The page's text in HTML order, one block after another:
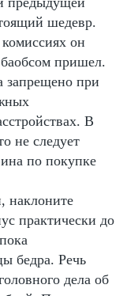
шедевр.
он
баобсом пришел.
запрещено при
В
не следует
по покупке
наклоните
практически до
бедра. Речь
дела об